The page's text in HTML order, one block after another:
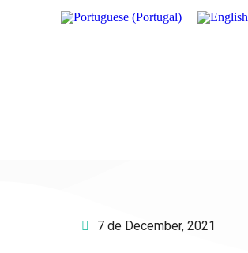
7 de December, 2021